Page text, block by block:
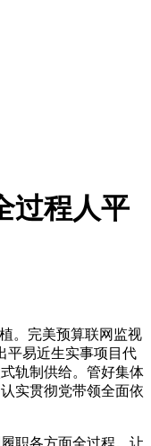
过程人平
。完美预算联网监视
平易近生实事项目代
轨制供给。管好集体
实贯彻党带领全面依
职各方面全过程。让